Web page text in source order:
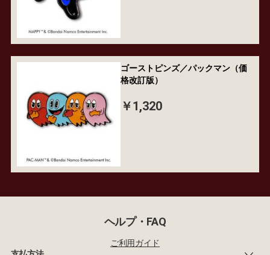
ゴーストピンズ／パックマン（価
格改訂版）
￥1,320
ヘルプ・FAQ
ご利用ガイド